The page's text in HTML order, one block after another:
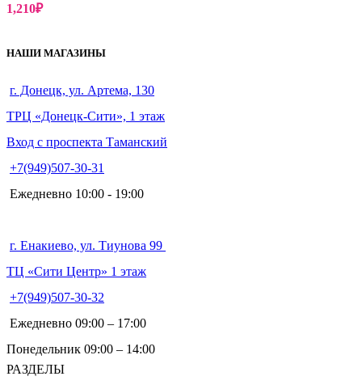
1,210₽
НАШИ МАГАЗИНЫ
г. Донецк, ул. Артема, 130
ТРЦ «Донецк-Сити», 1 этаж
Вход с проспекта Таманский
+7(949)507-30-31
Ежедневно 10:00 - 19:00
г. Енакиево, ул. Тиунова 99
ТЦ «Сити Центр» 1 этаж
+7(949)507-30-32
Ежедневно 09:00 – 17:00
Понедельник 09:00 – 14:00
РАЗДЕЛЫ